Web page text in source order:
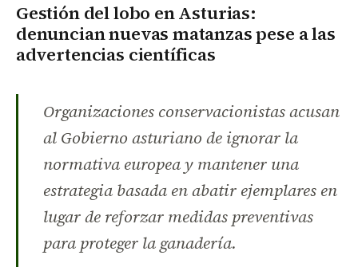
Gestión del lobo en Asturias:
denuncian nuevas matanzas pese a las
advertencias científicas
Organizaciones conservacionistas acusan
al Gobierno asturiano de ignorar la
normativa europea y mantener una
estrategia basada en abatir ejemplares en
lugar de reforzar medidas preventivas
para proteger la ganadería.